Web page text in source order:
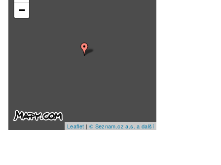
−
Leaflet | © Seznam.cz a.s. a další